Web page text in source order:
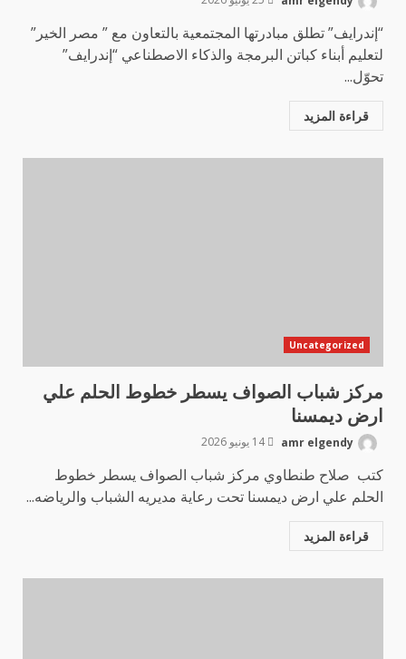
“إندرايف” تطلق مبادرتها المجتمعية بالتعاون مع ” مصر الخير”
لتعليم أبناء كباتن البرمجة والذكاء الاصطناعي “إندرايف”
تحوّل...
قراءة المزيد
Uncategorized
مركز شباب الصواف يسطر خطوط الحلم علي
ارض ديمسنا
14 يونيو 2026
كتب صلاح طنطاوي مركز شباب الصواف يسطر خطوط
الحلم علي ارض ديمسنا تحت رعاية مديريه الشباب والرياضه...
قراءة المزيد